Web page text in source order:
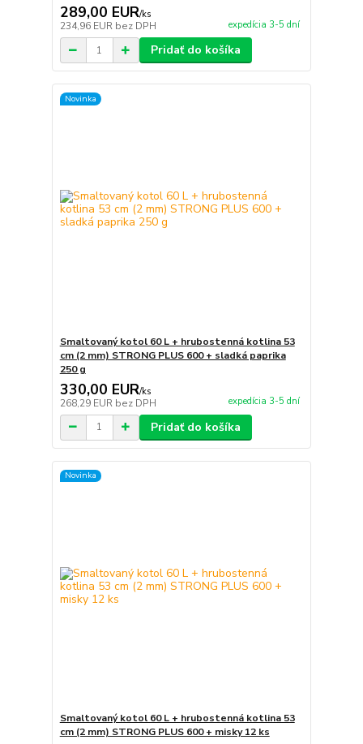
289,00 EUR/ks
234,96 EUR bez DPH expedícia 3-5 dní
Pridať do košíka
Novinka
Smaltovaný kotol 60 L + hrubostenná kotlina 53
cm (2 mm) STRONG PLUS 600 + sladká paprika
250 g
330,00 EUR/ks
268,29 EUR bez DPH expedícia 3-5 dní
Pridať do košíka
Novinka
Smaltovaný kotol 60 L + hrubostenná kotlina 53
cm (2 mm) STRONG PLUS 600 + misky 12 ks